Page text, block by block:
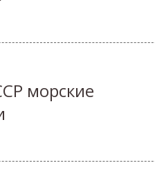
морские